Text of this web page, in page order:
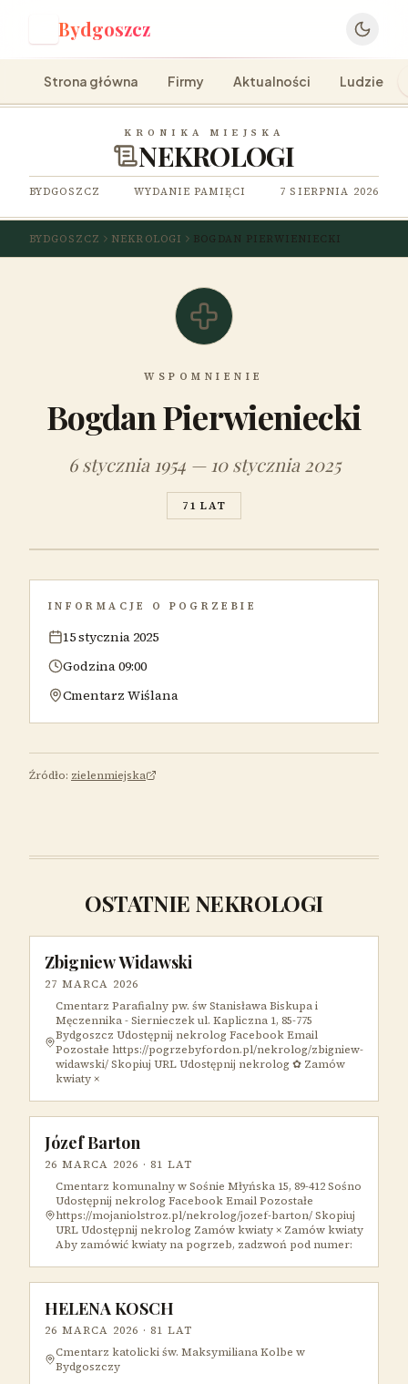
Bydgoszcz
Strona główna Firmy Aktualności Ludzie
KRONIKA MIEJSKA
NEKROLOGI
BYDGOSZCZ WYDANIE PAMIĘCI 7 SIERPNIA 2026
BYDGOSZCZ NEKROLOGI BOGDAN PIERWIENIECKI
WSPOMNIENIE
Bogdan Pierwieniecki
6 stycznia 1954 — 10 stycznia 2025
71 LAT
INFORMACJE O POGRZEBIE
15 stycznia 2025
Godzina 09:00
Cmentarz Wiślana
Źródło: zielenmiejska
OSTATNIE NEKROLOGI
Zbigniew Widawski
27 MARCA 2026
Cmentarz Parafialny pw. św Stanisława Biskupa i
Męczennika - Siernieczek ul. Kapliczna 1, 85-775
Bydgoszcz Udostępnij nekrolog Facebook Email
Pozostałe https://pogrzebyfordon.pl/nekrolog/zbigniew-
widawski/ Skopiuj URL Udostępnij nekrolog ✿ Zamów
kwiaty ×
Józef Barton
26 MARCA 2026 · 81 LAT
Cmentarz komunalny w Sośnie Młyńska 15, 89-412 Sośno
Udostępnij nekrolog Facebook Email Pozostałe
https://mojaniolstroz.pl/nekrolog/jozef-barton/ Skopiuj
URL Udostępnij nekrolog Zamów kwiaty × Zamów kwiaty
Aby zamówić kwiaty na pogrzeb, zadzwoń pod numer:
HELENA KOSCH
26 MARCA 2026 · 81 LAT
Cmentarz katolicki św. Maksymiliana Kolbe w
Bydgoszczy